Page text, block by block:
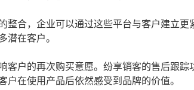
整合，企业可以通过这些平台与客户建立
潜在客户。
客户的再次购买意愿。纷享销客的售后跟
在使用产品后依然感受到品牌的价值。